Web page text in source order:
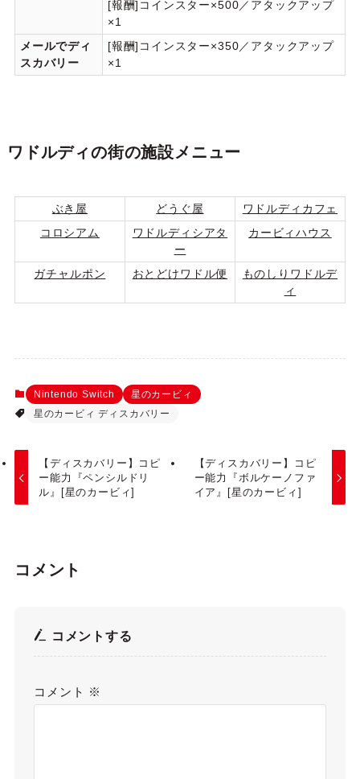
[報酬]コインスター×500／アタックアップ
×1
メールでディ
スカバリー
[報酬]コインスター×350／アタックアップ
×1
ワドルディの街の施設メニュー
ぶき屋 どうぐ屋
ワドルディカフェ
コロシアム
ワドルディシアタ
ー
カービィハウス
ガチャルポン おとどけワドル便
ものしりワドルデ
ィ
Nintendo Switch
星のカービィ
星のカービィ ディスカバリー
【ディスカバリー】コピ
ー能力『ペンシルドリ
ル』[星のカービィ]
【ディスカバリー】コピ
ー能力『ボルケーノファ
イア』[星のカービィ]
コメント
コメントする
コメント ※